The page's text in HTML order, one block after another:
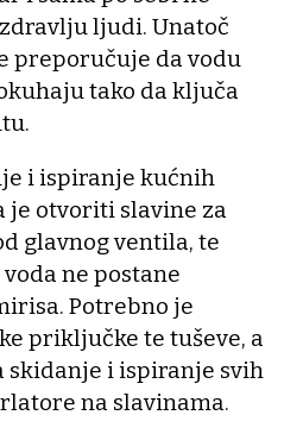
ljudi. Unatoč
preporučuje da vodu
tako da ključa
i ispiranje kućnih
je otvoriti slavine za
glavnog ventila, te
ne postane
Potrebno je
priključke te tuševe, a
skidanje i ispiranje svih
na slavinama.